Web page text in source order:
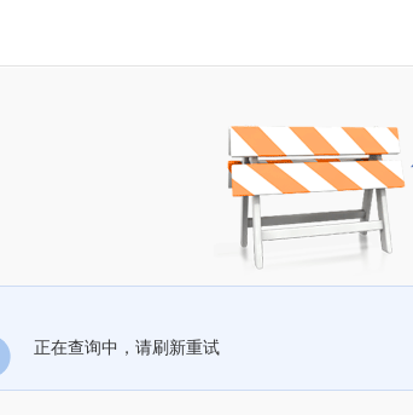
正在查询中，请刷新重试